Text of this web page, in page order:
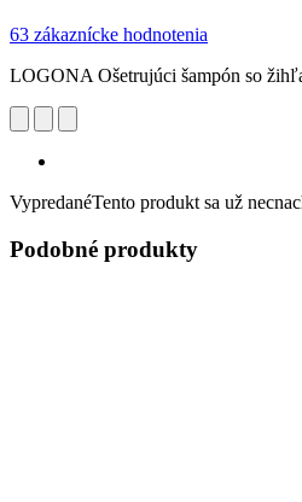
63 zákaznícke hodnotenia
LOGONA Ošetrujúci šampón so
VypredanéTento produkt sa už
Podobné produkty